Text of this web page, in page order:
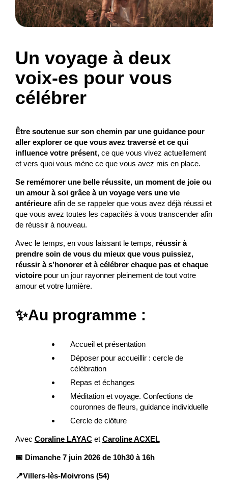
Un voyage à deux
voix-es pour vous
célébrer
Être soutenue sur son chemin par une guidance pour
aller explorer ce que vous avez traversé et ce qui
influence votre présent,ce que vous vivez actuellement
et vers quoi vous mène ce que vous avez mis en place.
Se remémorer une belle réussite, un moment de joie ou
un amour à soi grâce à un voyage vers une vie
antérieureafin de se rappeler que vous avez déjà réussi et
que vous avez toutes les capacités à vous transcender afin
de réussir à nouveau.
Avec le temps, en vous laissant le temps, réussir à
prendre soin de vous du mieux que vous puissiez,
réussir à s’honorer et à célébrer chaque pas et chaque
victoirepour un jour rayonner pleinement de tout votre
amour et votre lumière.
✨Au programme :
Accueil et présentation
Déposer pour accueillir : cercle de
célébration
Repas et échanges
Méditation et voyage. Confections de
couronnes de fleurs, guidance individuelle
Cercle de clôture
Avec Coraline LAYACet Caroline ACXEL
📅 Dimanche 7 juin 2026 de 10h30 à 16h
📍Villers-lès-Moivrons (54)